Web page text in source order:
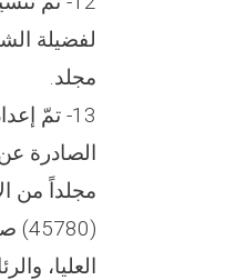
مجلد.
العليا،